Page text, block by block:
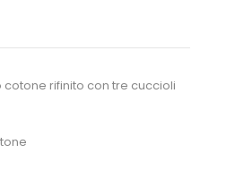
cotone rifinito con tre cuccioli